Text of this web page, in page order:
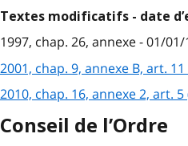
Textes modificatifs - date
1997, chap. 26, annexe - 01/
2001, chap. 9, annexe B, art. 11
2010, chap. 16, annexe 2, art. 5
Conseil de l’Ordre